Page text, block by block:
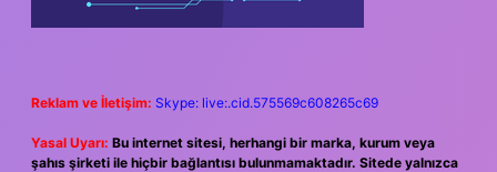
Reklam ve İletişim: Skype: live:.cid.575569c608265c69
Yasal Uyarı: Bu internet sitesi, herhangi bir marka, kurum veya
şahıs şirketi ile hiçbir bağlantısı bulunmamaktadır. Sitede yalnızca